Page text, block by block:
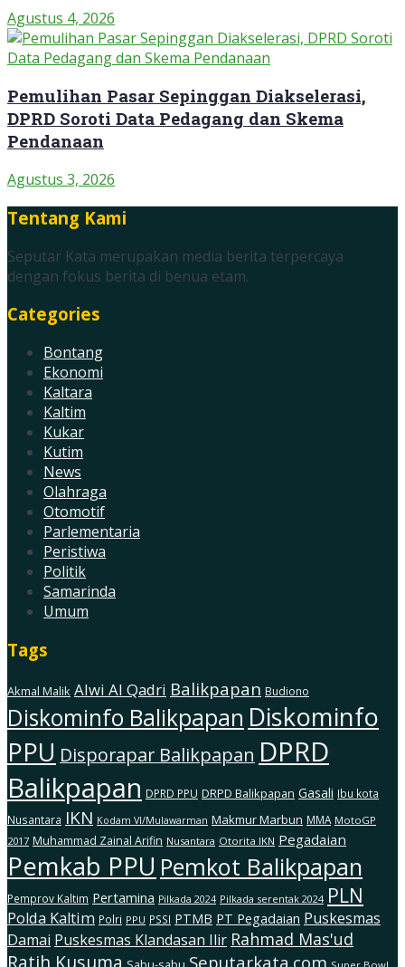
Agustus 4, 2026
Pemulihan Pasar Sepinggan Diakselerasi,
DPRD Soroti Data Pedagang dan Skema
Pendanaan
Agustus 3, 2026
Tentang Kami
Seputar Kata merupakan media berita terpercaya
dengan fokus berita di benua etam.
Categories
Bontang
Ekonomi
Kaltara
Kaltim
Kukar
Kutim
News
Olahraga
Otomotif
Parlementaria
Peristiwa
Politik
Samarinda
Umum
Tags
Akmal Malik Alwi Al Qadri Balikpapan Budiono
Diskominfo Balikpapan Diskominfo
PPU Disporapar Balikpapan DPRD
Balikpapan DPRD PPU DRPD Balikpapan Gasali Ibu kota
Nusantara IKN Kodam Vl/Mulawarman Makmur Marbun MMA MotoGP
2017 Muhammad Zainal Arifin Nusantara Otorita IKN Pegadaian
Pemkab PPU Pemkot Balikpapan
Pemprov Kaltim Pertamina Pilkada 2024 Pilkada serentak 2024 PLN
Polda Kaltim Polri PPU PSSI PTMB PT Pegadaian Puskesmas
Damai Puskesmas Klandasan Ilir Rahmad Mas'ud
Seputarkata.com